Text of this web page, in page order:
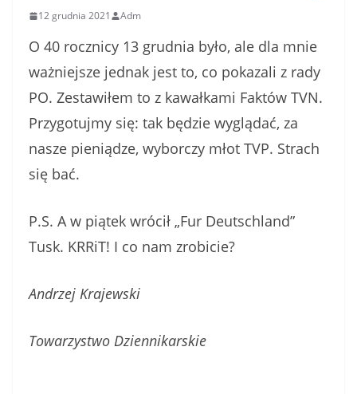
12 grudnia 2021 Adm
O 40 rocznicy 13 grudnia było, ale dla mnie
ważniejsze jednak jest to, co pokazali z rady
PO. Zestawiłem to z kawałkami Faktów TVN.
Przygotujmy się: tak będzie wyglądać, za
nasze pieniądze, wyborczy młot TVP. Strach
się bać.
P.S. A w piątek wrócił „Fur Deutschland”
Tusk. KRRiT! I co nam zrobicie?
Andrzej Krajewski
Towarzystwo Dziennikarskie